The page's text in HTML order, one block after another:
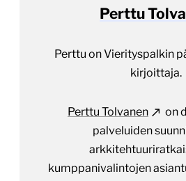
Perttu
Perttu on Vierityspalkin
kirjoittaja.
Perttu Tolvanen
on
palveluiden
kumppanivalintojen